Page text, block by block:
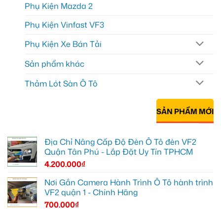
Phụ Kiện Mazda 2
Phụ Kiện Vinfast VF3
Phụ Kiện Xe Bán Tải
Sản phẩm khác
Thảm Lót Sàn Ô Tô
SẢN PHẨM MỚI
Địa Chỉ Nâng Cấp Độ Đèn Ô Tô đèn VF2
Quận Tân Phú - Lắp Đặt Uy Tín TPHCM
4.200.000₫
Nơi Gắn Camera Hành Trình Ô Tô hành trình
VF2 quận 1 - Chính Hãng
700.000₫